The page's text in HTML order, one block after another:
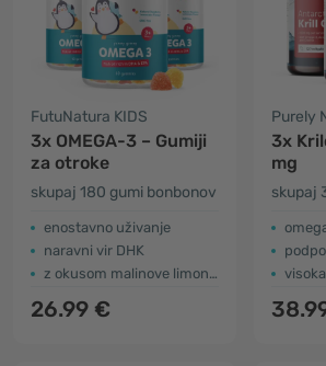
FutuNatura KIDS
3x OMEGA-3 – Gumiji
za otroke
skupaj 180 gumi bonbonov
enostavno uživanje
naravni vir DHK
z okusom malinove limonade
26.99 €
Purely
3x
mg
skupaj